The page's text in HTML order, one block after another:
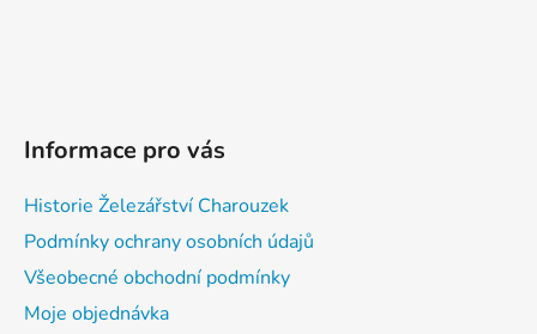
Informace pro vás
Historie Železářství Charouzek
Podmínky ochrany osobních údajů
Všeobecné obchodní podmínky
Moje objednávka